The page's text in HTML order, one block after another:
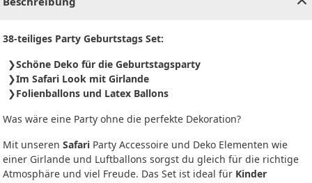
38-teiliges Party Geburtstags Set:
Schöne Deko für die Geburtstagsparty
Im Safari Look mit Girlande
Folienballons und Latex Ballons
Was wäre eine Party ohne die perfekte Dekoration?
Mit unseren Safari Party Accessoire und Deko Elementen wie
einer Girlande und Luftballons sorgst du gleich für die richtige
Atmosphäre und viel Freude. Das Set ist ideal für Kinder